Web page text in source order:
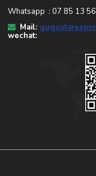
Whatsapp : 07 85 13
Mail:
wechat: